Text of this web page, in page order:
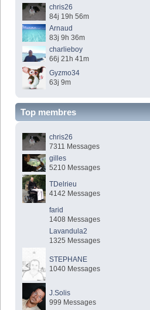
chris26
84j 19h 56m
Arnaud
83j 9h 36m
charlieboy
66j 21h 41m
Gyzmo34
63j 9m
Top membres
chris26
7311 Messages
gilles
5210 Messages
TDelrieu
4142 Messages
farid
1408 Messages
Lavandula2
1325 Messages
STEPHANE
1040 Messages
J.Solis
999 Messages